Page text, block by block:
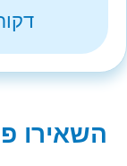
השאירו